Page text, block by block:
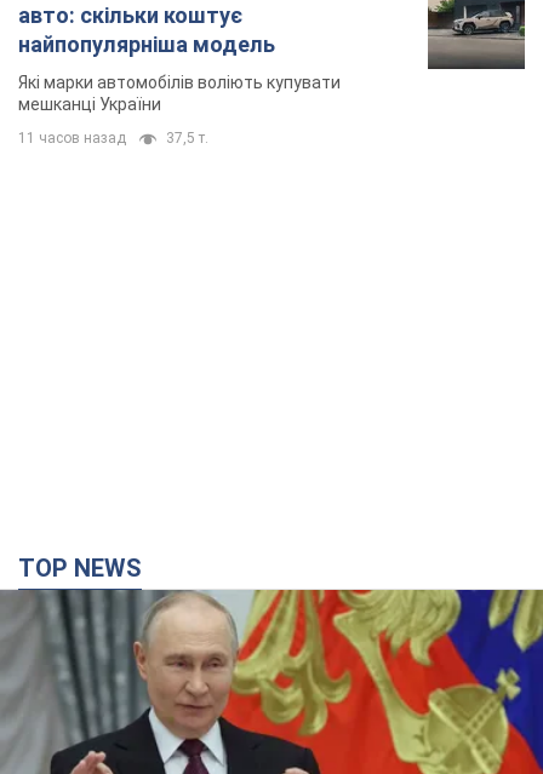
авто: скільки коштує
найпопулярніша модель
Які марки автомобілів воліють купувати
мешканці України
11 часов назад 37,5 т.
TOP NEWS